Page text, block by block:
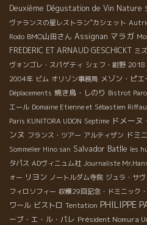
Deuxième Dégustation de Vin Nature
ヴァランスの星レストラン”カシェット
Rodo BMO山田さん Assignan マラガ
FREDERIC ET ARNAUD GESCHICKT ミ
ヴォンゴレ・スパゲティ シェフ・紺野 2018
2004年 ビム オリゾン事務局 メゾン・ピ
Déplacements 焼き鳥・しのり Bistrot
エール Domaine Etienne et Sébastien
Paris KUNITORA UDON Septime ドメー
ンヌ フランス・ツアー アルティザン ドミ
Sommelier Hino san Salvador Batlle les
タパス ADヴィニュム社 Journaliste
ォー リヨン ノートルダム寺院 ジュラ・サヴ
フィロソフィー 収穫29回記念・ドミニック
ワール ビストロ Tentation PHILIPPE
ーブ・エ・ル・パレ Président Nomura